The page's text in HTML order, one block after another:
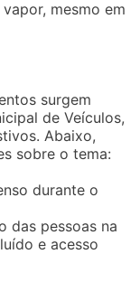
mesmo em
surgem
de Veículos,
Abaixo,
sobre o tema:
durante o
das pessoas na
e acesso